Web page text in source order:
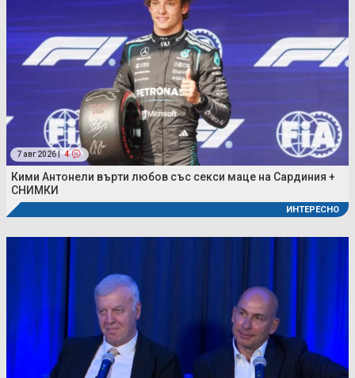
7 авг 2026 | 4
Кими Антонели върти любов със секси маце на Сардиния +
СНИМКИ
ИНТЕРЕСНО